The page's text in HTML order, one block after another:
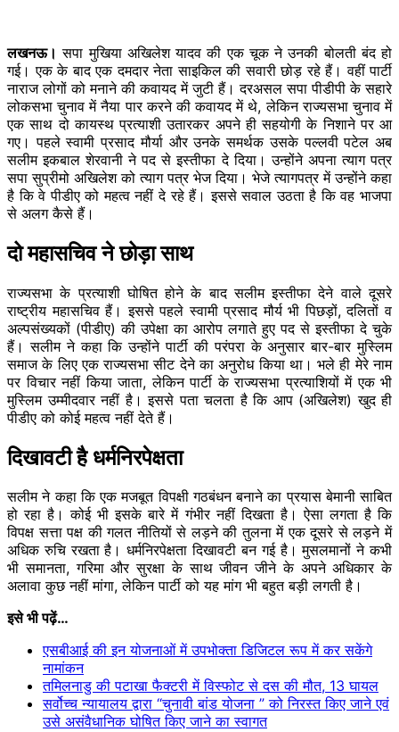
लखनऊ। सपा मुखिया अखिलेश यादव की एक चूक ने उनकी बोलती बंद हो
गई। एक के बाद एक दमदार नेता साइकिल की सवारी छोड़ रहे हैं। वहीं पार्टी
नाराज लोगों को मनाने की कवायद में जुटी हैं। दरअसल सपा पीडीपी के सहारे
लोकसभा चुनाव में नैया पार करने की कवायद में थे, लेकिन राज्यसभा चुनाव में
एक साथ दो कायस्थ प्रत्याशी उतारकर अपने ही सहयोगी के निशाने पर आ
गए। पहले स्वामी प्रसाद मौर्या और उनके समर्थक उसके पल्लवी पटेल अब
सलीम इकबाल शेरवानी ने पद से इस्तीफा दे दिया। उन्होंने अपना त्याग पत्र
सपा सुप्रीमो अखिलेश को त्याग पत्र भेज दिया। भेजे त्यागपत्र में उन्होंने कहा
है कि वे पीडीए को महत्व नहीं दे रहे हैं। इससे सवाल उठता है कि वह भाजपा
से अलग कैसे हैं।
दो महासचिव ने छोड़ा साथ
राज्यसभा के प्रत्याशी घोषित होने के बाद सलीम इस्तीफा देने वाले दूसरे
राष्ट्रीय महासचिव हैं। इससे पहले स्वामी प्रसाद मौर्य भी पिछड़ों, दलितों व
अल्पसंख्यकों (पीडीए) की उपेक्षा का आरोप लगाते हुए पद से इस्तीफा दे चुके
हैं। सलीम ने कहा कि उन्होंने पार्टी की परंपरा के अनुसार बार-बार मुस्लिम
समाज के लिए एक राज्यसभा सीट देने का अनुरोध किया था। भले ही मेरे नाम
पर विचार नहीं किया जाता, लेकिन पार्टी के राज्यसभा प्रत्याशियों में एक भी
मुस्लिम उम्मीदवार नहीं है। इससे पता चलता है कि आप (अखिलेश) खुद ही
पीडीए को कोई महत्व नहीं देते हैं।
दिखावटी है धर्मनिरपेक्षता
सलीम ने कहा कि एक मजबूत विपक्षी गठबंधन बनाने का प्रयास बेमानी साबित
हो रहा है। कोई भी इसके बारे में गंभीर नहीं दिखता है। ऐसा लगता है कि
विपक्ष सत्ता पक्ष की गलत नीतियों से लड़ने की तुलना में एक दूसरे से लड़ने में
अधिक रुचि रखता है। धर्मनिरपेक्षता दिखावटी बन गई है। मुसलमानों ने कभी
भी समानता, गरिमा और सुरक्षा के साथ जीवन जीने के अपने अधिकार के
अलावा कुछ नहीं मांगा, लेकिन पार्टी को यह मांग भी बहुत बड़ी लगती है।
इसे भी पढ़ें…
एसबीआई की इन योजनाओं में उपभोक्ता डिजिटल रूप में कर सकेंगे
नामांकन
तमिलनाडु की पटाखा फैक्टरी में विस्फोट से दस की मौत, 13 घायल
सर्वोच्च न्यायालय द्वारा “चुनावी बांड योजना ” को निरस्त किए जाने एवं
उसे असंवैधानिक घोषित किए जाने का स्वागत